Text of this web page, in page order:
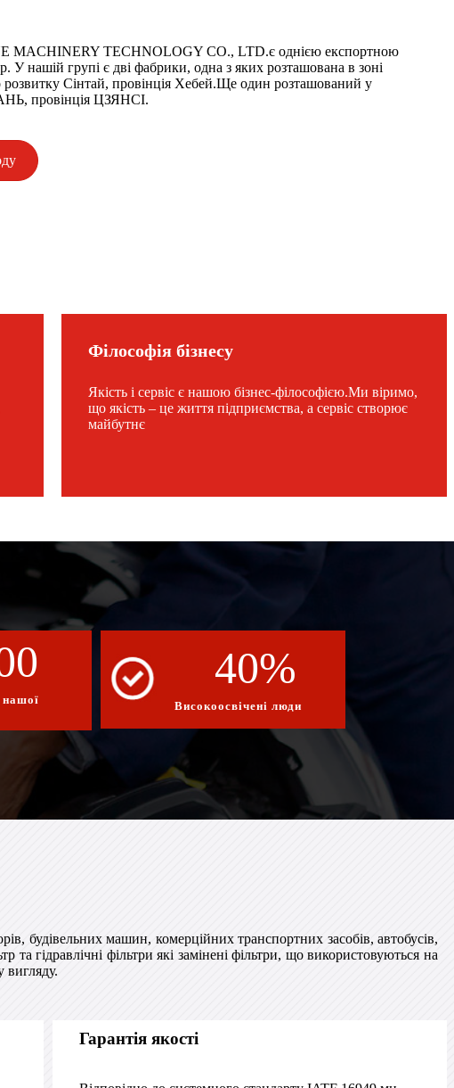
MACHINERY TECHNOLOGY CO., LTD.є однією експортною
У нашій групі є дві фабрики, одна з яких розташована в зоні
розвитку Сінтай, провінція Хебей.Ще один розташований у
провінція ЦЗЯНСІ.
Філософія бізнесу
Якість і сервіс є нашою бізнес-філософією.Ми віримо,
що якість – це життя підприємства, а сервіс створює
майбутнє
нашої
40%
Високоосвічені люди
будівельних машин, комерційних транспортних засобів, автобусів,
гідравлічні фільтри які замінені фільтри, що використовуються на
вигляду.
Гарантія якості